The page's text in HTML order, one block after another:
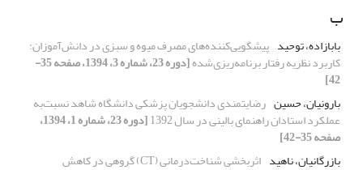
ب
بابازاده، توحید پیشگویی‌کننده‌های مصرف میوه و سبزی در دانش‌آموزان:
کاربرد نظریه رفتار برنامه‌ریزی‌شده [دوره 23، شماره 3، 1394، صفحه 35-
42]
بارونیان، حسین رضایتمندی دانشجویان پزشکی دانشگاه شاهد نسبت‌به
عملکرد استادان راهنمای بالینی در سال 1392 [دوره 23، شماره 1، 1394،
صفحه 35-42]
بازرگانیان، ناهید
اثربخشی شناخت‌درمانی (CT) گروهی در کاهش